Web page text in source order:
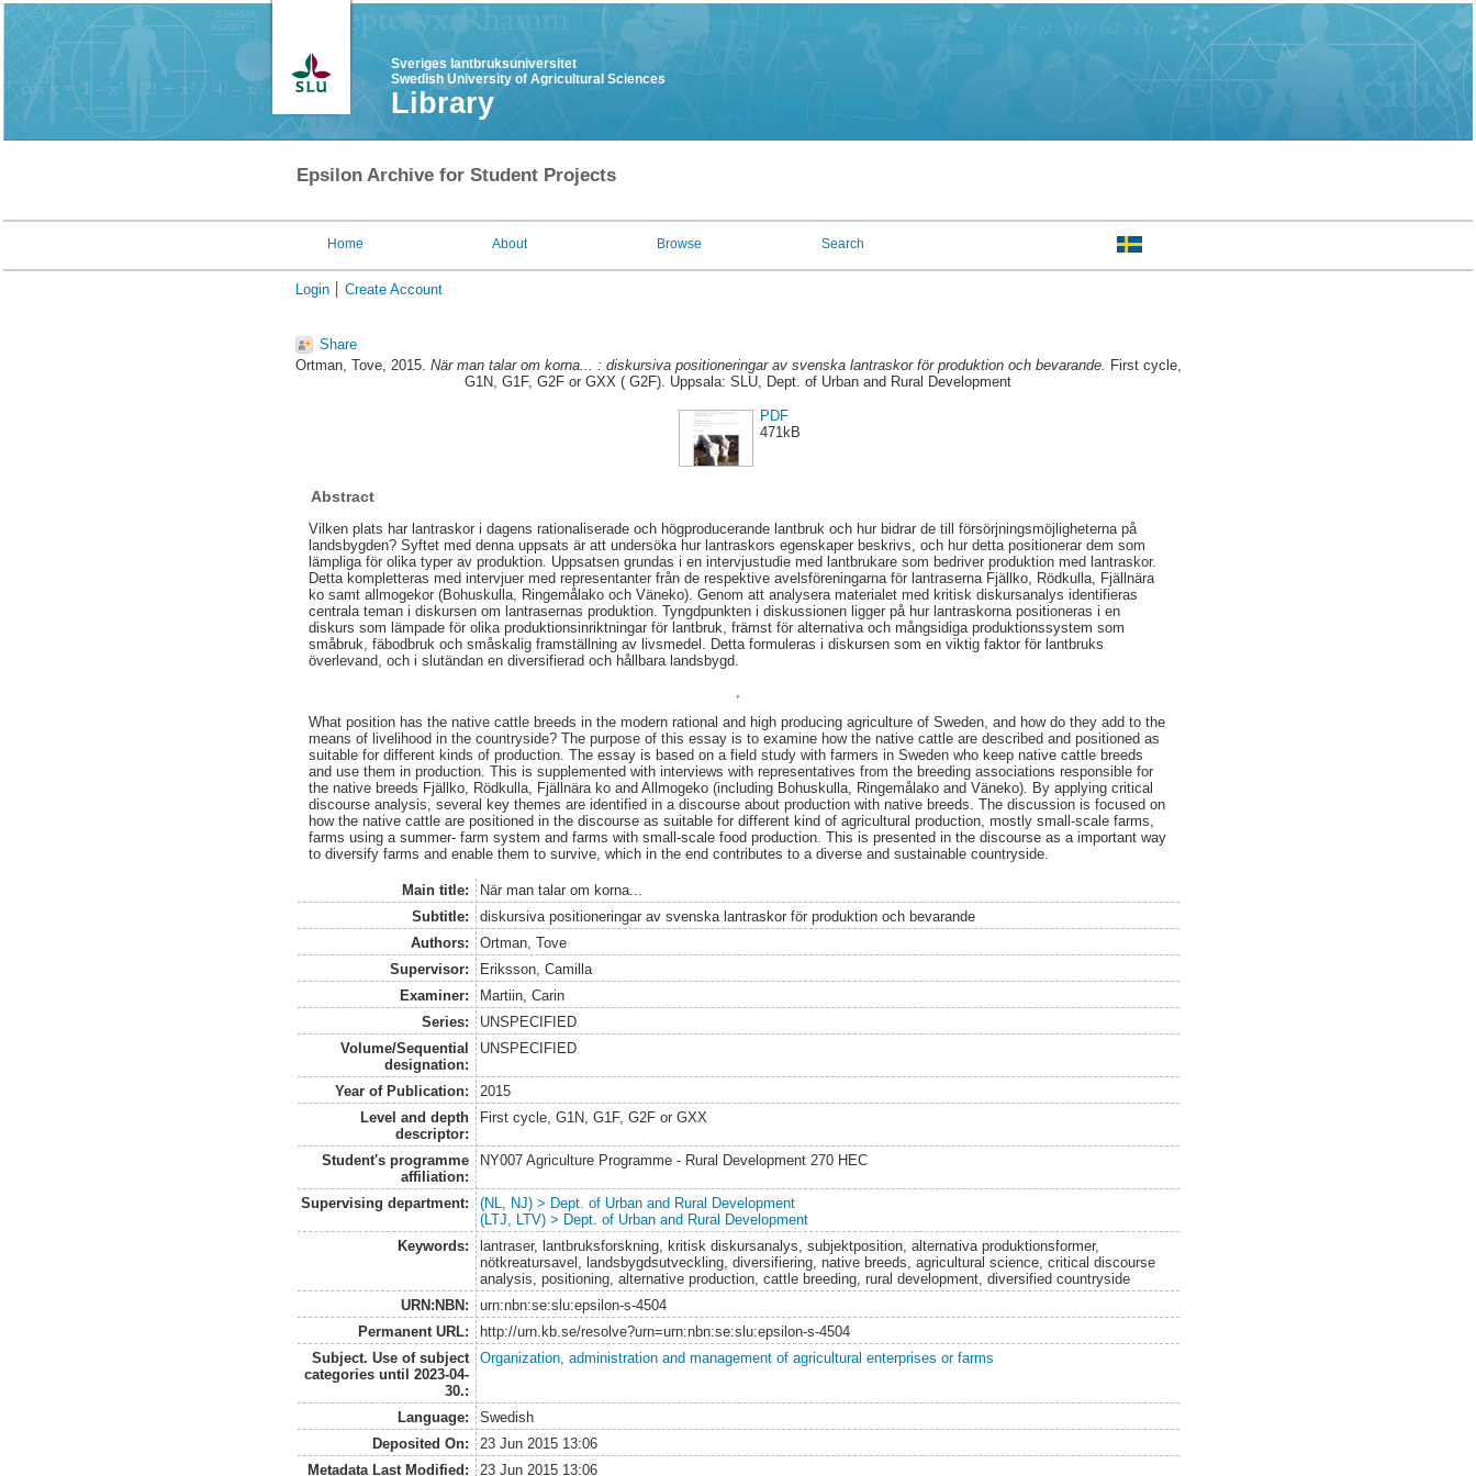
Sveriges lantbruksuniversitet
Swedish University of Agricultural Sciences
Library
Epsilon Archive for Student Projects
Home About Browse Search
Login Create Account
Share
Ortman, Tove, 2015. När man talar om korna... : diskursiva positioneringar av svenska lantraskor för produktion och bevarande. First cycle,
G1N, G1F, G2F or GXX ( G2F). Uppsala: SLU, Dept. of Urban and Rural Development
PDF
471kB
Abstract
Vilken plats har lantraskor i dagens rationaliserade och högproducerande lantbruk och hur bidrar de till försörjningsmöjligheterna på
landsbygden? Syftet med denna uppsats är att undersöka hur lantraskors egenskaper beskrivs, och hur detta positionerar dem som
lämpliga för olika typer av produktion. Uppsatsen grundas i en intervjustudie med lantbrukare som bedriver produktion med lantraskor.
Detta kompletteras med intervjuer med representanter från de respektive avelsföreningarna för lantraserna Fjällko, Rödkulla, Fjällnära
ko samt allmogekor (Bohuskulla, Ringemålako och Väneko). Genom att analysera materialet med kritisk diskursanalys identifieras
centrala teman i diskursen om lantrasernas produktion. Tyngdpunkten i diskussionen ligger på hur lantraskorna positioneras i en
diskurs som lämpade för olika produktionsinriktningar för lantbruk, främst för alternativa och mångsidiga produktionssystem som
småbruk, fäbodbruk och småskalig framställning av livsmedel. Detta formuleras i diskursen som en viktig faktor för lantbruks
överlevand, och i slutändan en diversifierad och hållbara landsbygd.
What position has the native cattle breeds in the modern rational and high producing agriculture of Sweden, and how do they add to the
means of livelihood in the countryside? The purpose of this essay is to examine how the native cattle are described and positioned as
suitable for different kinds of production. The essay is based on a field study with farmers in Sweden who keep native cattle breeds
and use them in production. This is supplemented with interviews with representatives from the breeding associations responsible for
the native breeds Fjällko, Rödkulla, Fjällnära ko and Allmogeko (including Bohuskulla, Ringemålako and Väneko). By applying critical
discourse analysis, several key themes are identified in a discourse about production with native breeds. The discussion is focused on
how the native cattle are positioned in the discourse as suitable for different kind of agricultural production, mostly small-scale farms,
farms using a summer- farm system and farms with small-scale food production. This is presented in the discourse as a important way
to diversify farms and enable them to survive, which in the end contributes to a diverse and sustainable countryside.
Main title:
När man talar om korna...
Subtitle:
diskursiva positioneringar av svenska lantraskor för produktion och bevarande
Authors:
Ortman, Tove
Supervisor:
Eriksson, Camilla
Examiner:
Martiin, Carin
Series:
UNSPECIFIED
Volume/Sequential
designation:
UNSPECIFIED
Year of Publication:
2015
Level and depth
descriptor:
First cycle, G1N, G1F, G2F or GXX
Student's programme
affiliation:
NY007 Agriculture Programme - Rural Development 270 HEC
Supervising department:
(NL, NJ) > Dept. of Urban and Rural Development
(LTJ, LTV) > Dept. of Urban and Rural Development
Keywords:
lantraser, lantbruksforskning, kritisk diskursanalys, subjektposition, alternativa produktionsformer,
nötkreatursavel, landsbygdsutveckling, diversifiering, native breeds, agricultural science, critical discourse
analysis, positioning, alternative production, cattle breeding, rural development, diversified countryside
URN:NBN:
urn:nbn:se:slu:epsilon-s-4504
Permanent URL:
http://urn.kb.se/resolve?urn=urn:nbn:se:slu:epsilon-s-4504
Subject. Use of subject
categories until 2023-04-
30.:
Organization, administration and management of agricultural enterprises or farms
Language:
Swedish
Deposited On:
23 Jun 2015 13:06
Metadata Last Modified:
23 Jun 2015 13:06